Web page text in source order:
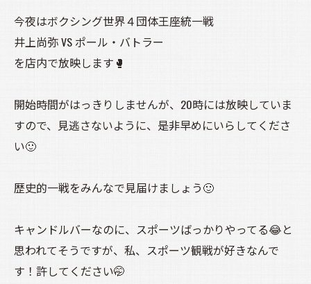
今夜はボクシング世界４団体王座統一戦
井上尚弥 VS ポール・バトラー
を店内で放映します🥊
開始時間がはっきりしませんが、20時には放映していま
すので、見逃さないように、是非早めにいらしてくださ
い🙂
歴史的一戦をみんなで見届けましょう🙂
キャンドルバーなのに、スポーツばっかりやってる😂と
思われてそうですが、私、スポーツ観戦が好きなんで
す！許してください🤭